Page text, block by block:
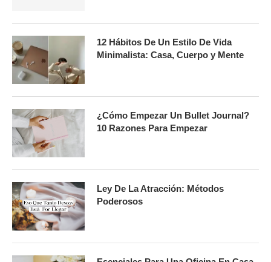
12 Hábitos De Un Estilo De Vida
Minimalista: Casa, Cuerpo y Mente
¿Cómo Empezar Un Bullet Journal?
10 Razones Para Empezar
Ley De La Atracción: Métodos
Poderosos